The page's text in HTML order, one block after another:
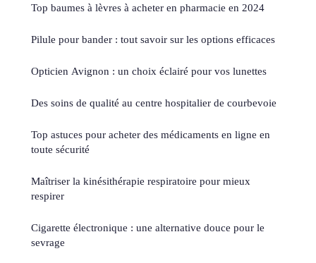
Top baumes à lèvres à acheter en pharmacie en 2024
Pilule pour bander : tout savoir sur les options efficaces
Opticien Avignon : un choix éclairé pour vos lunettes
Des soins de qualité au centre hospitalier de courbevoie
Top astuces pour acheter des médicaments en ligne en
toute sécurité
Maîtriser la kinésithérapie respiratoire pour mieux
respirer
Cigarette électronique : une alternative douce pour le
sevrage